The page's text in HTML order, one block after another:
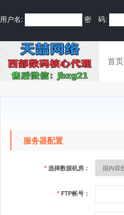
用户名: 密 码:
首页
服务器配置
*选择数据机房：
* FTP帐号：